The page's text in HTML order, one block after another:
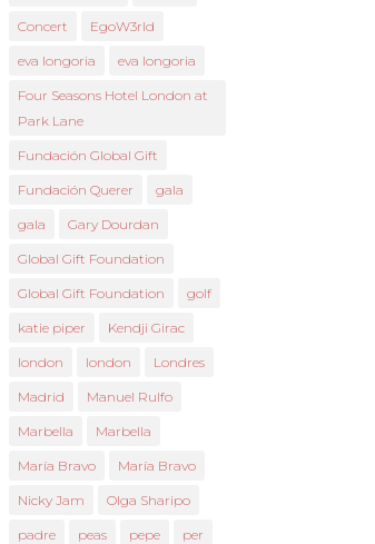
Concert EgoW3rld
eva longoria eva longoria
Four Seasons Hotel London at
Park Lane
Fundación Global Gift
Fundación Querer gala
gala Gary Dourdan
Global Gift Foundation
Global Gift Foundation golf
katie piper Kendji Girac
london london Londres
Madrid Manuel Rulfo
Marbella Marbella
María Bravo María Bravo
Nicky Jam Olga Sharipo
padre peas pepe per